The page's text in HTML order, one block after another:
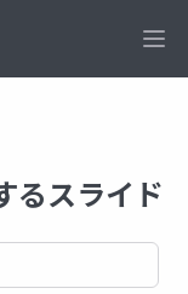
るスライド